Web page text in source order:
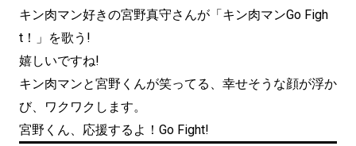
キン肉マン好きの宮野真守さんが「キン肉マンGo Figh
t！」を歌う!
嬉しいですね!
キン肉マンと宮野くんが笑ってる、幸せそうな顔が浮か
び、ワクワクします。
宮野くん、応援するよ！Go Fight!